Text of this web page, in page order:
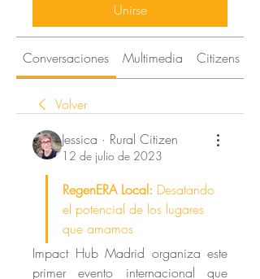
Unirse
Conversaciones Multimedia Citizens
Volver
Jessica · Rural Citizen
12 de julio de 2023
RegenERA Local: Desatando
el potencial de los lugares
que amamos
Impact Hub Madrid organiza este
primer evento internacional que